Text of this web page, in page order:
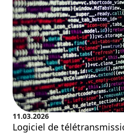
11.03.2026
Logiciel de